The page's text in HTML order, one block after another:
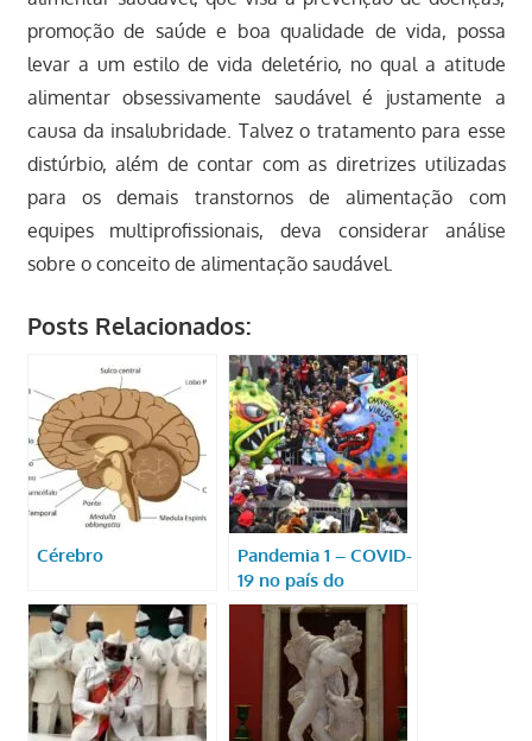
promoção de saúde e boa qualidade de vida, possa
levar a um estilo de vida deletério, no qual a atitude
alimentar obsessivamente saudável é justamente a
causa da insalubridade. Talvez o tratamento para esse
distúrbio, além de contar com as diretrizes utilizadas
para os demais transtornos de alimentação com
equipes multiprofissionais, deva considerar análise
sobre o conceito de alimentação saudável.
Posts Relacionados:
Cérebro
Pandemia 1 – COVID-
19 no país do
carnaval